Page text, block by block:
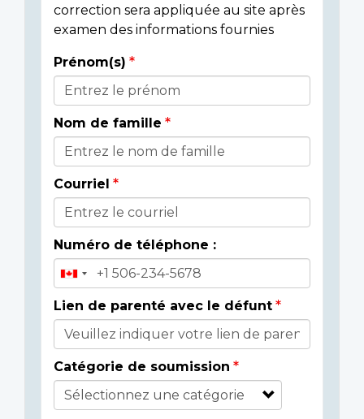
correction sera appliquée au site après
examen des informations fournies
Donor
Details
Prénom(s)
Nom de famille
Courriel
Numéro de téléphone :
Lien de parenté avec le défunt
Catégorie de soumission